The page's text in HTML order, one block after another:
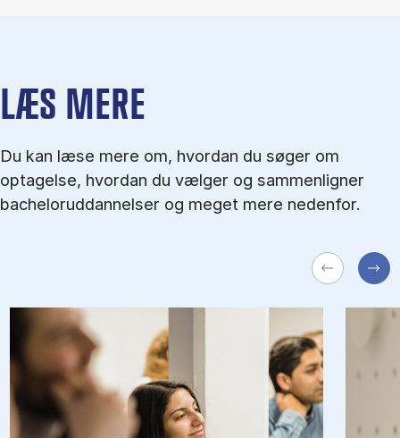
LÆS MERE
Du kan læse mere om, hvordan du søger om
optagelse, hvordan du vælger og sammenligner
bacheloruddannelser og meget mere nedenfor.